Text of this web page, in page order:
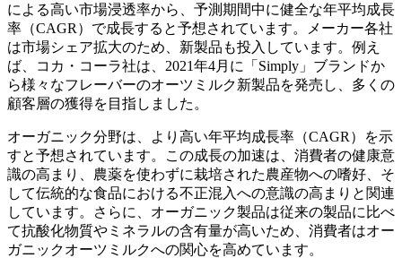
による高い市場浸透率から、予測期間中に健全な年平均成長
率（CAGR）で成長すると予想されています。メーカー各社
は市場シェア拡大のため、新製品も投入しています。例え
ば、コカ・コーラ社は、2021年4月に「Simply」ブランドか
ら様々なフレーバーのオーツミルク新製品を発売し、多くの
顧客層の獲得を目指しました。
オーガニック分野は、より高い年平均成長率（CAGR）を示
すと予想されています。この成長の加速は、消費者の健康意
識の高まり、農薬を使わずに栽培された農産物への嗜好、そ
して伝統的な食品における不正混入への意識の高まりと関連
しています。さらに、オーガニック製品は従来の製品に比べ
て抗酸化物質やミネラルの含有量が高いため、消費者はオー
ガニックオーツミルクへの関心を高めています。